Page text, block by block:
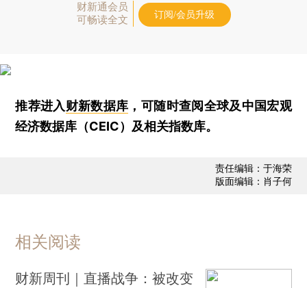
财新通会员
可畅读全文
订阅/会员升级
推荐进入财新数据库 ，可随时查阅全球及中国宏观
经济数据库（CEIC）及相关指数库。
责任编辑：于海荣
版面编辑：肖子何
相关阅读
财新周刊｜直播战争：被改变